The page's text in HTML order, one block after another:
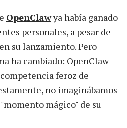
OpenClawya había ganado
personales, a pesar de
su lanzamiento. Pero
ha cambiado: OpenClaw
feroz de
no imaginábamos
mágico" de su